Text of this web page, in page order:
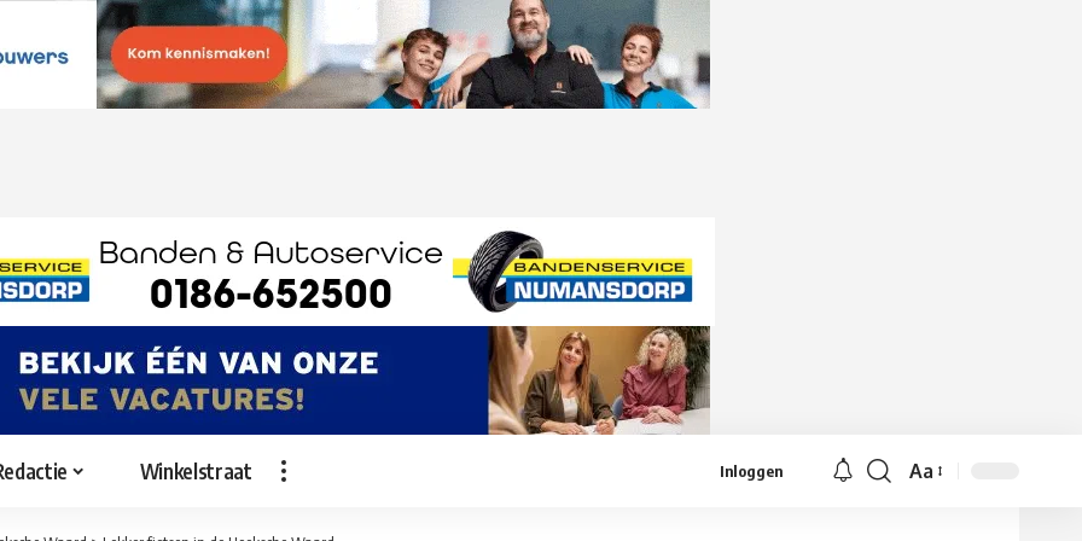
Winkelstraat Inloggen
Lettergrootte
Aa